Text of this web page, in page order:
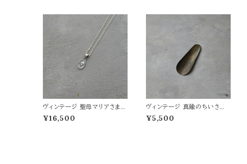
ヴィンテージ 聖母マリアさまの
メダイ
¥16,500
ヴィンテージ 真鍮のちいさめ
シューホーン
¥5,500